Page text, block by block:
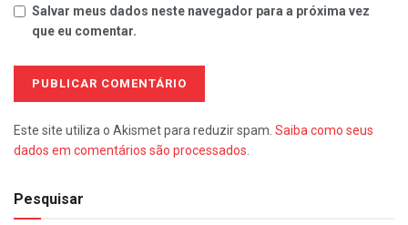
Salvar meus dados neste navegador para a próxima vez
que eu comentar.
Este site utiliza o Akismet para reduzir spam. Saiba como seus
dados em comentários são processados
Pesquisar